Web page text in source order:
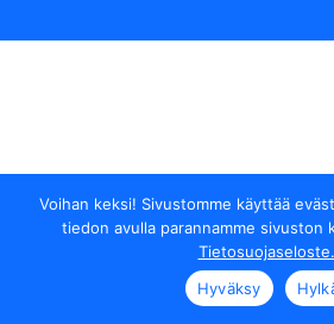
Voihan keksi! Sivustomme käyttää
tiedon avulla parannamme sivuston
Tietosuojaseloste.
Hyväksy